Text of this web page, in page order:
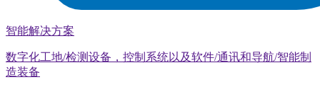
智能解决方案
数字化工地/检测设备，控制系统以及软件/通讯和导航/智能制
造装备